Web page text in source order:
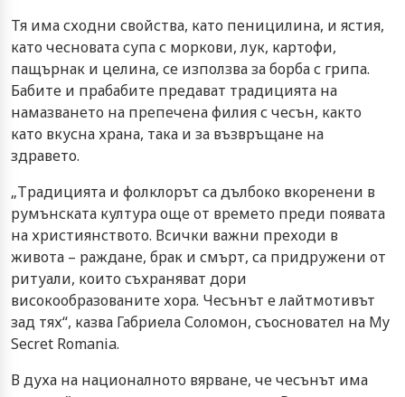
Тя има сходни свойства, като пеницилина, и ястия,
като чесновата супа с моркови, лук, картофи,
пащърнак и целина, се използва за борба с грипа.
Бабите и прабабите предават традицията на
намазването на препечена филия с чесън, както
като вкусна храна, така и за възвръщане на
здравето.
„Традицията и фолклорът са дълбоко вкоренени в
румънската култура още от времето преди появата
на християнството. Всички важни преходи в
живота – раждане, брак и смърт, са придружени от
ритуали, които съхраняват дори
високообразованите хора. Чесънът е лайтмотивът
зад тях“, казва Габриела Соломон, съосновател на My
Secret Romania.
В духа на националното вярване, че чесънът има